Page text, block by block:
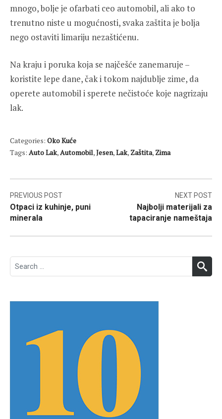
mnogo, bolje je ofarbati ceo automobil, ali ako to
trenutno niste u mogućnosti, svaka zaštita je bolja
nego ostaviti limariju nezaštićenu.
Na kraju i poruka koja se najčešće zanemaruje –
koristite lepe dane, čak i tokom najdublje zime, da
operete automobil i sperete nečistoće koje nagrizaju
lak.
Categories: Oko Kuće
Tags: Auto Lak, Automobil,Jesen,Lak, Zaštita, Zima
Post
navigation
PREVIOUS POST
Otpaci iz kuhinje, puni
minerala
NEXT POST
Najbolji materijali za
tapaciranje nameštaja
Search
for: